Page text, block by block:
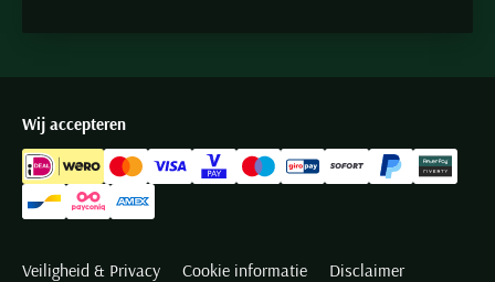
Wij accepteren
Veiligheid & Privacy Cookie informatie Disclaimer